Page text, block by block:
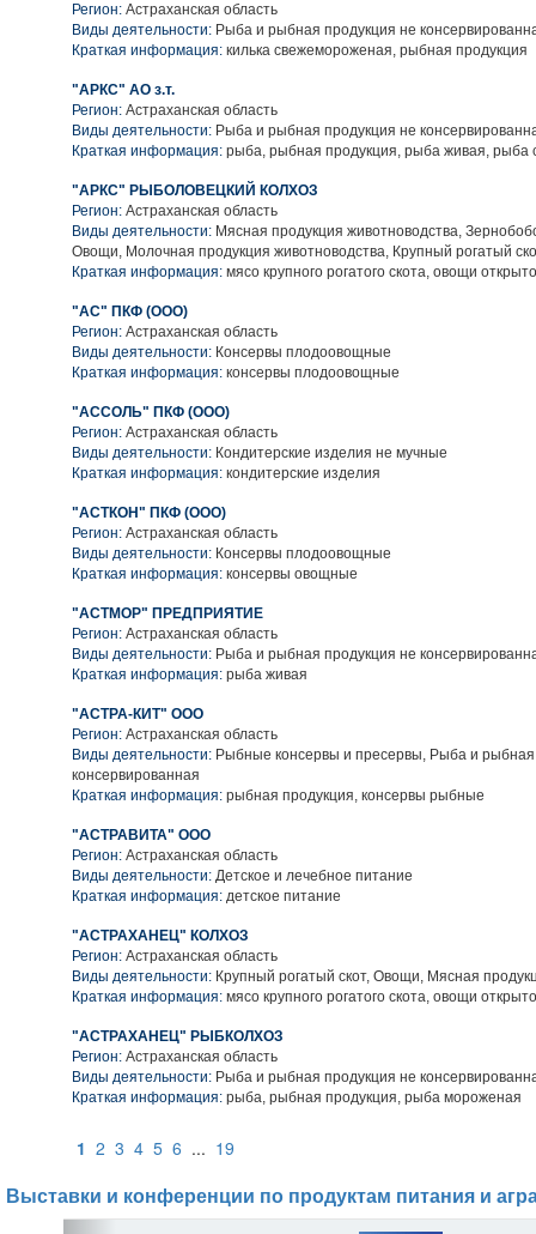
Регион: Астраханская область
Виды деятельности: Рыба и рыбная продукция не
Краткая информация: килька свежемороженая, рыбная продукция
"АРКС" АО з.т.
Регион: Астраханская область
Виды деятельности: Рыба и рыбная продукция не
Краткая информация: рыба, рыбная продукция, рыба живая, рыба
"АРКС" РЫБОЛОВЕЦКИЙ КОЛХОЗ
Регион: Астраханская область
Виды деятельности: Мясная продукция животноводства,
Овощи, Молочная продукция животноводства, Крупный рогатый
Краткая информация: мясо крупного рогатого скота, овощи
"АС" ПКФ (ООО)
Регион: Астраханская область
Виды деятельности: Консервы плодоовощные
Краткая информация: консервы плодоовощные
"АССОЛЬ" ПКФ (ООО)
Регион: Астраханская область
Виды деятельности: Кондитерские изделия не мучные
Краткая информация: кондитерские изделия
"АСТКОН" ПКФ (ООО)
Регион: Астраханская область
Виды деятельности: Консервы плодоовощные
Краткая информация: консервы овощные
"АСТМОР" ПРЕДПРИЯТИЕ
Регион: Астраханская область
Виды деятельности: Рыба и рыбная продукция не
Краткая информация: рыба живая
"АСТРА-КИТ" ООО
Регион: Астраханская область
Виды деятельности: Рыбные консервы и пресервы, Рыба и рыбная
консервированная
Краткая информация: рыбная продукция, консервы рыбные
"АСТРАВИТА" ООО
Регион: Астраханская область
Виды деятельности: Детское и лечебное питание
Краткая информация: детское питание
"АСТРАХАНЕЦ" КОЛХОЗ
Регион: Астраханская область
Виды деятельности: Крупный рогатый скот, Овощи, Мясная
Краткая информация: мясо крупного рогатого скота, овощи
"АСТРАХАНЕЦ" РЫБКОЛХОЗ
Регион: Астраханская область
Виды деятельности: Рыба и рыбная продукция не
Краткая информация: рыба, рыбная продукция, рыба мороженая
1 2 3 4 5 6 ... 19
Выставки и конференции по продуктам питания и